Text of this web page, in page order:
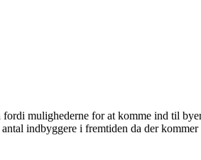
mulighederne for at komme ind til
indbyggere i fremtiden da der